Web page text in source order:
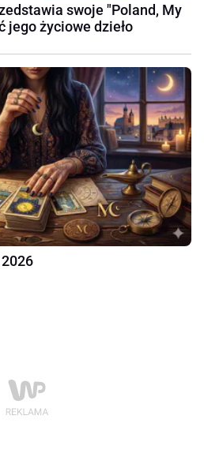
swoje "Poland, My
jego życiowe dzieło